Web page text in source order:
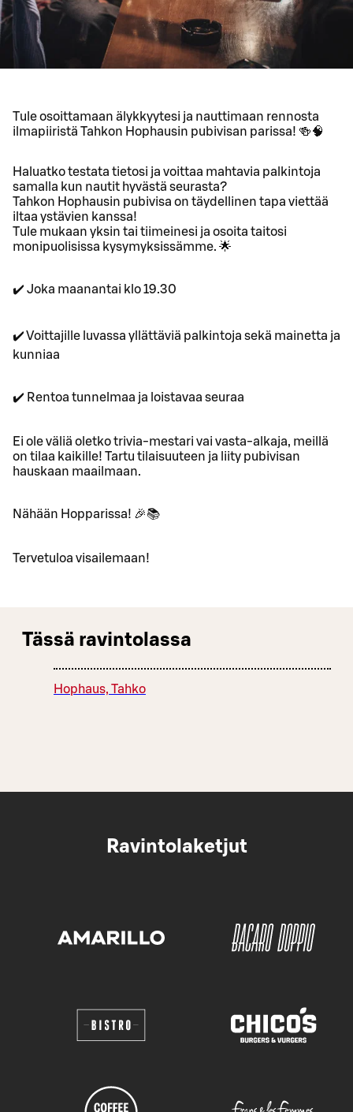
Tule osoittamaan älykkyytesi ja nauttimaan rennosta
ilmapiiristä Tahkon Hophausin pubivisan parissa! 🍻🧠
Haluatko testata tietosi ja voittaa mahtavia palkintoja
samalla kun nautit hyvästä seurasta?
Tahkon Hophausin pubivisa on täydellinen tapa viettää
iltaa ystävien kanssa!
Tule mukaan yksin tai tiimeinesi ja osoita taitosi
monipuolisissa kysymyksissämme. 🌟
✔️ Joka maanantai klo 19.30
✔️ Voittajille luvassa yllättäviä palkintoja sekä mainetta ja
kunniaa
✔️ Rentoa tunnelmaa ja loistavaa seuraa
Ei ole väliä oletko trivia-mestari vai vasta-alkaja, meillä
on tilaa kaikille! Tartu tilaisuuteen ja liity pubivisan
hauskaan maailmaan.
Nähään Hopparissa! 🎉📚
Tervetuloa visailemaan!
Tässä ravintolassa
Hophaus, Tahko
Ravintolaketjut